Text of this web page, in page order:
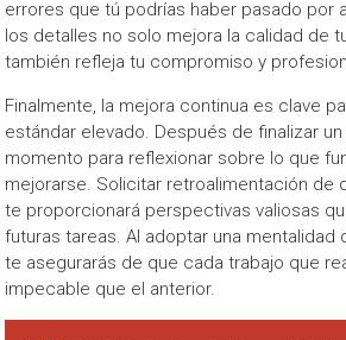
errores que tú podrías haber pasado por
los detalles no solo mejora la calidad de
también refleja tu compromiso y
Finalmente, la mejora continua es clave
estándar elevado. Después de finalizar
momento para reflexionar sobre lo que
mejorarse. Solicitar retroalimentación de
te proporcionará perspectivas valiosas
futuras tareas. Al adoptar una mentalidad
te asegurarás de que cada trabajo que
impecable que el anterior.